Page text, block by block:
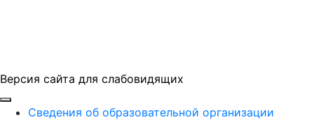
Версия сайта для слабовидящих
ГБПОУ "ПАПТ"
Сведения об образовательной организации